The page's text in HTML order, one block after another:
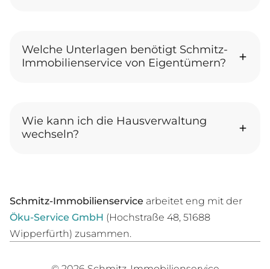
Welche Unterlagen benötigt Schmitz-
Immobilienservice von Eigentümern?
Wie kann ich die Hausverwaltung
wechseln?
Schmitz-Immobilienservice arbeitet eng mit der
Öku-Service GmbH (Hochstraße 48, 51688
Wipperfürth) zusammen.